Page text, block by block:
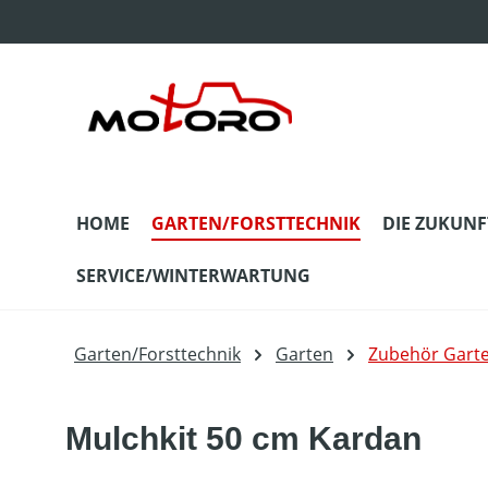
HOME GARTEN/FORSTTECHNIK DIE
SERVICE/WINTERWARTUNG
Garten/Forsttechnik Garten Zubehör
Mulchkit 50 cm Kardan